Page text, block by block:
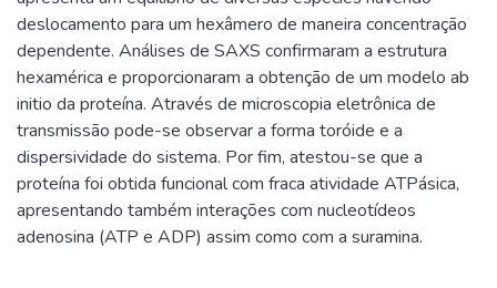
deslocamento para um hexâmero de maneira concentração
dependente. Análises de SAXS confirmaram a estrutura
hexamérica e proporcionaram a obtenção de um modelo ab
initio da proteína. Através de microscopia eletrônica de
transmissão pode-se observar a forma toróide e a
dispersividade do sistema. Por fim, atestou-se que a
proteína foi obtida funcional com fraca atividade ATPásica,
apresentando também interações com nucleotídeos
adenosina (ATP e ADP) assim como com a suramina.